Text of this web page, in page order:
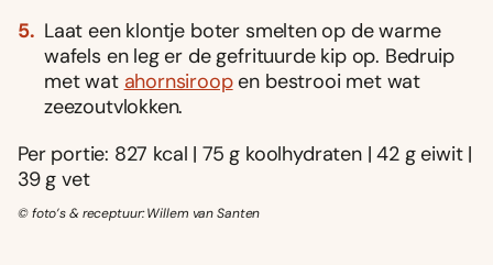
Laat een klontje boter smelten op de warme
wafels en leg er de gefrituurde kip op. Bedruip
met wat ahornsiroopen bestrooi met wat
zeezoutvlokken.
Per portie: 827 kcal | 75 g koolhydraten | 42 g eiwit |
39 g vet
© foto’s & receptuur: Willem van Santen